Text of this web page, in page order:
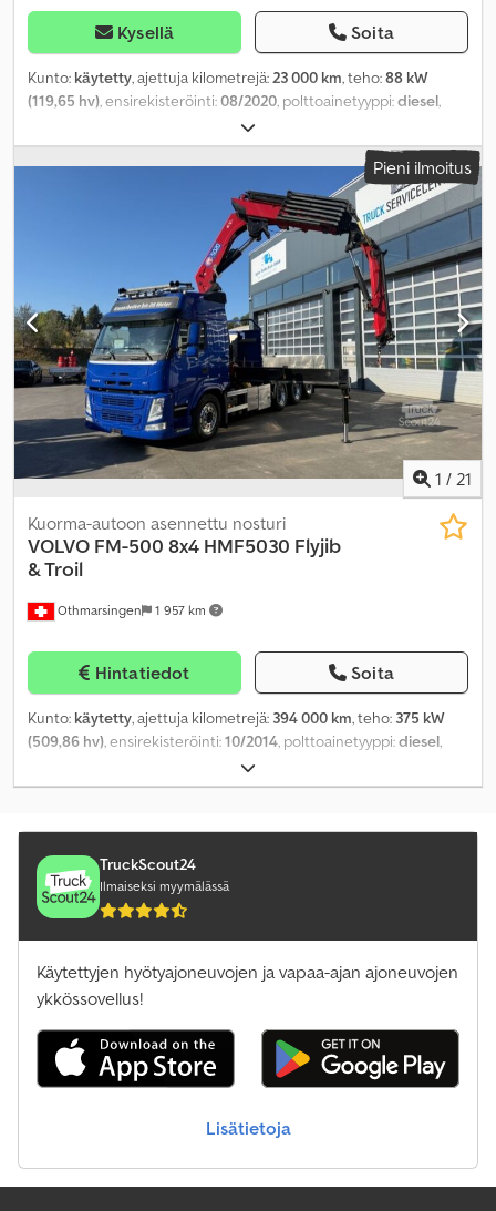
Kysellä Soita
Kunto: käytetty, ajettuja kilometrejä:23 000 km, teho:88 kW
(119,65 hv), ensirekisteröinti:08/2020, polttoainetyyppi:diesel,
keltainen
mekaaninen, päästöluokka:Euro 6, istuimien määrä:3,
Valmistusvuosi:2020, Varusteet:ABS, elektroninen
ajonvakautusjärjestelmä (ESP), keskuslukitus, noesuodatin,
Pieni ilmoitus
1 / 21
Othmarsingen 1 957 km
Kuorma-autoon asennettu nosturi
VOLVO FM-500 8x4 HMF5030 Flyjib
& Troil
Hintatiedot Soita
Kunto: käytetty, ajettuja kilometrejä: 394 000 km, teho: 375 kW
(509,86 hv), ensirekisteröinti:10/2014, polttoainetyyppi:diesel,
, vaihteistotyyppi:
päästöluokka:Euro 6, kuormatilan pituus:6 250 mm, lastitilan
noesuodatin,
TruckScout24
Ilmaiseksi myymälässä
Käytettyjen hyötyajoneuvojen ja vapaa-ajan ajoneuvojen
ykkössovellus!
Lisätietoja